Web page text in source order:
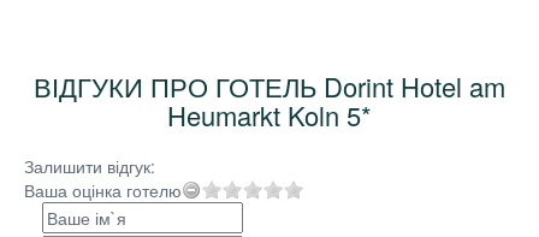
ВІДГУКИ ПРО ГОТЕЛЬ Dorint Hotel am
Heumarkt Koln 5*
Залишити відгук:
Ваша оцінка готелю